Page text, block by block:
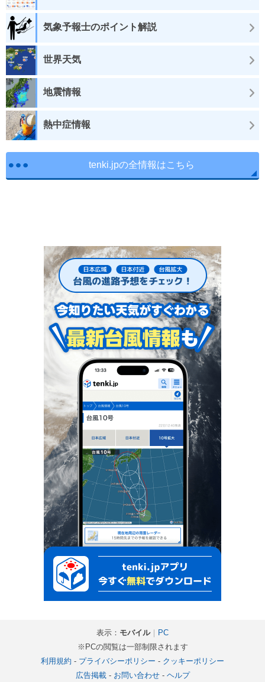
気象予報士のポイント解説
世界天気
地震情報
熱中症情報
tenki.jpの全情報はこちら
表示： モバイル｜ PC
※PCの閲覧は一部制限されます
利用規約 - プライバシーポリシー - クッキーポリシー
広告掲載- お問い合わせ- ヘルプ